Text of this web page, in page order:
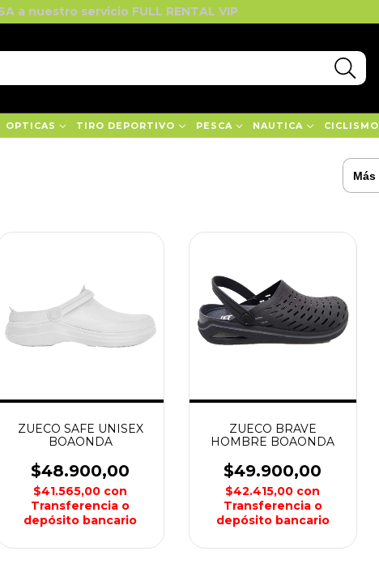
a nuestro servicio FULL RENTAL VIP
OPTICAS TIRO DEPORTIVO PESCA NAUTICA CICLISMO
ZUECO SAFE UNISEX
BOAONDA
$48.900,00
$41.565,00 con
Transferencia o
depósito bancario
ZUECO BRAVE
HOMBRE BOAONDA
$49.900,00
$42.415,00 con
Transferencia o
depósito bancario